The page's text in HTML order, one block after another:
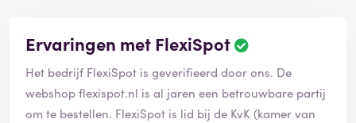
Ervaringen met FlexiSpot
Het bedrijf FlexiSpot is geverifieerd door ons. De
webshop flexispot.nl is al jaren een betrouwbare partij
om te bestellen. FlexiSpot is lid bij de KvK (kamer van